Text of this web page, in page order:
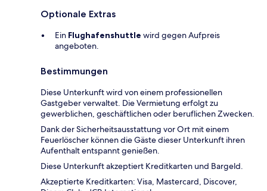
Optionale Extras
Ein Flughafenshuttle wird gegen Aufpreis
angeboten.
Bestimmungen
Diese Unterkunft wird von einem professionellen
Gastgeber verwaltet. Die Vermietung erfolgt zu
gewerblichen, geschäftlichen oder beruflichen Zwecken.
Dank der Sicherheitsausstattung vor Ort mit einem
Feuerlöscher können die Gäste dieser Unterkunft ihren
Aufenthalt entspannt genießen.
Diese Unterkunft akzeptiert Kreditkarten und Bargeld.
Akzeptierte Kreditkarten: Visa, Mastercard, Discover,